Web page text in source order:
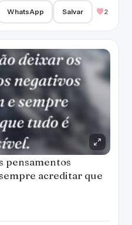
WhatsApp Salvar 2
pensamentos
acreditar que